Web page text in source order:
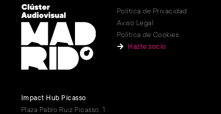
Política de Privacidad
Aviso Legal
Política de Cookies
Hazte socio
Impact Hub Picasso
Plaza Pablo Ruiz Picasso, 1.